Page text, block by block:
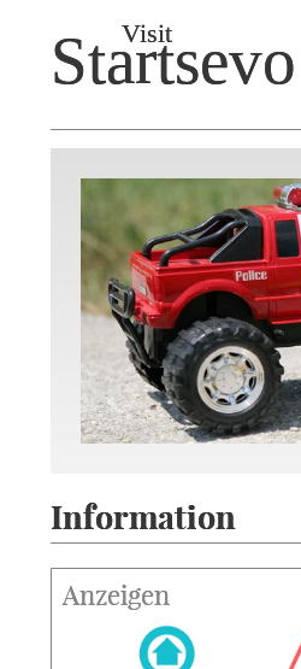
Visit
Startsevo
Information
Anzeigen